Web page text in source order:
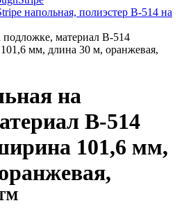
напольная, полиэстер В-514 на
подложке, материал В-514
мм, длина 30 м, оранжевая,
на
В-514
101,6 мм,